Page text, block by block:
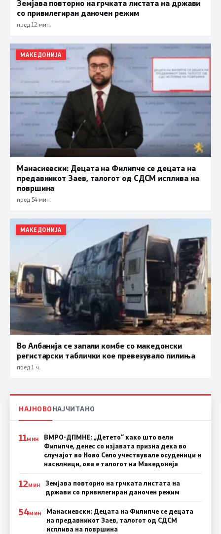
Земјава повторно на грчката листата на држави
со привилегиран даночен режим
пред 12 мин.
МАКЕДОНИЈА
Манасиевски: Децата на Филипче се децата на
предавникот Заев, талогот од СДСМ исплива на
површина
пред 54 мин.
МАКЕДОНИЈА
Во Албанија се запали комбе со македонски
регистарски таблички кое превезувало пилиња
пред 1 ч.
НАЈНОВОНАЈЧИТАНО
11МИН
ВМРО-ДПМНЕ: „Детето“ како што вели
Филипче, денес со изјавата призна дека во
случајот во Ново Село учествувале осуденици и
насилници, ова е талогот на Македонија
12МИН
Земјава повторно на грчката листата на
држави со привилегиран даночен режим
54МИН
Манасиевски: Децата на Филипче се децата
на предавникот Заев, талогот од СДСМ
исплива на површина